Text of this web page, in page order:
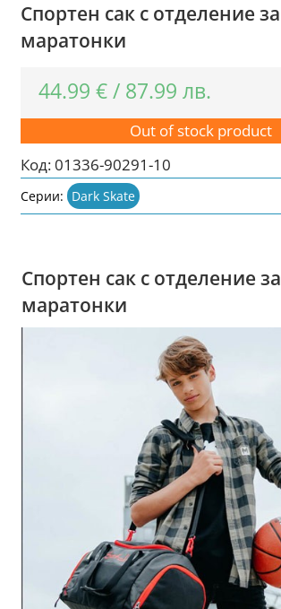
Спортен сак с отделение за
маратонки
44.99€ / 87.99лв.
Out of stock product
Код:01336-90291-10
Серии: Dark Skate
Спортен сак с отделение за
маратонки